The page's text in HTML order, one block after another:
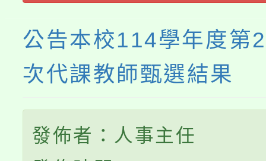
公告本校114學年度第
次代課教師甄選結果
發佈者：人事主任